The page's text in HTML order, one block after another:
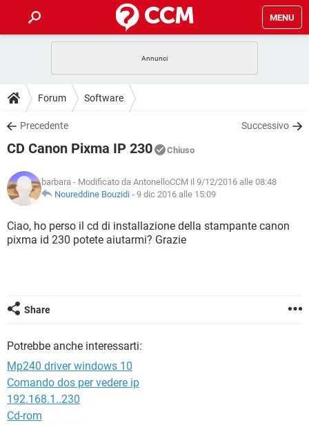
MENU
INTRATTENIMENTO
iOS
INSTAGRAM WHATSAPP
TIKTOK
HARDWARE
GUIDE
COVID-19
INSTAGRAM WHATSAPP
TIKTOK
HARDWARE
DOWNLOAD
COVID-19 GAMING
INTRATTENIMENTO
iOS WINDOWS 10
INSTAGRAM WHATSAPP
TIKTOK FACEBOOK
COVID-19 GAMING
INTRATTENIMENTO
iOS WINDOWS 10
HARDWARE
GLOSSARIO
COVID-19 GAMING
INTRATTENIMENTO ANDROID
TIKTOK
Forum Software
Precedente Successivo
CD Canon Pixma IP 230 Chiuso
barbara - Modificato da AntonelloCCM il 9/12/2016 alle 08:48
Noureddine Bouzidi - 9 dic 2016 alle 15:09
Ciao, ho perso il cd di installazione della stampante canon
pixma id 230 potete aiutarmi? Grazie
Share
Potrebbe anche interessarti:
Mp240 driver windows 10
Comando dos per vedere ip
192.168.1..230
Cd-rom